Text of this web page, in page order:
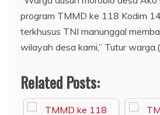
program TMMD ke 118 Kodim
terkhusus TNI manunggal
wilayah desa kami,” Tutur warga.(
Related Posts: